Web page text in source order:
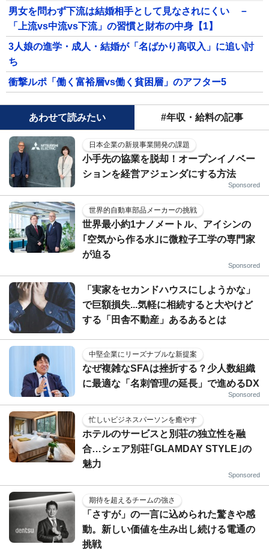
男女を問わず下流は結婚相手として見なされにくい －
「上流vs中流vs下流」の習慣と財布の中身【1】
3人娘の進学・成人・結婚が「名ばかり高収入」に追い討
ち
衝撃ルポ「働く富裕層vs働く貧困層」のアフター5
あわせて読みたい #年収・給料の記事
日本企業の新規事業開発の課題
小手先の協業を脱却！オープンイノベー
ションを経営アジェンダにする方法
Sponsored
世界的自動車部品メーカーの挑戦
世界最小約1ナノメートル、アイシンの
｢空気から作る水｣に微粒子工学の専門家
が迫る
Sponsored
「実家をセカンドハウスにしようかな」
で巨額損失...気軽に相続すると大やけど
する「田舎不動産」あるあるとは
中堅企業にリーズナブルな新提案
なぜ複雑なSFAは挫折する？少人数組織
に最適な「名刺管理の延長」で進めるDX
Sponsored
忙しいビジネスパーソンを癒やす
ホテルのサービスと別荘の独立性を融
合…シェア別荘｢GLAMDAY STYLE｣の
魅力
Sponsored
期待を超えるチームの強さ
「さすが」の一言に込められた驚きや感
動。新しい価値を生み出し続ける電通の
挑戦